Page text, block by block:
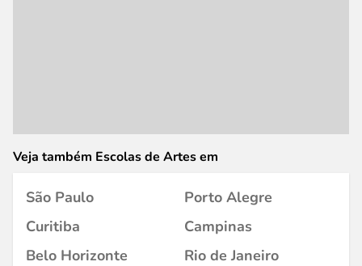
Veja também Escolas de Artes em
São Paulo
Porto Alegre
Curitiba
Campinas
Belo Horizonte
Rio de Janeiro